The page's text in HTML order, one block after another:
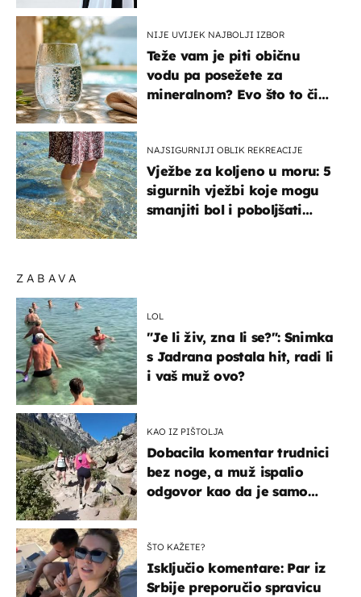
ZABAVA
LOL
"Je li živ, zna li se?": Snimka
s Jadrana postala hit, radi li
i vaš muž ovo?
KAO IZ PIŠTOLJA
Dobacila komentar trudnici
bez noge, a muž ispalio
odgovor kao da je samo
ŠTO KAŽETE?
Isključio komentare: Par iz
Srbije preporučio spravicu
NIJE UVIJEK NAJBOLJI IZBOR
Teže vam je piti običnu
vodu pa posežete za
mineralnom? Evo što to čini
NAJSIGURNIJI OBLIK REKREACIJE
Vježbe za koljeno u moru: 5
sigurnih vježbi koje mogu
smanjiti bol i poboljšati